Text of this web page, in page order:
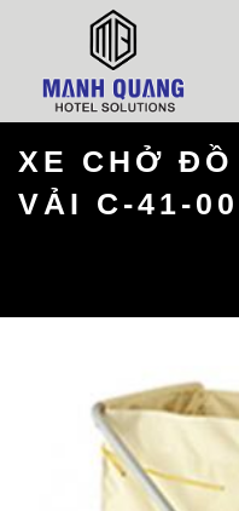
XE CHỞ ĐỒ
VẢI C-41-00